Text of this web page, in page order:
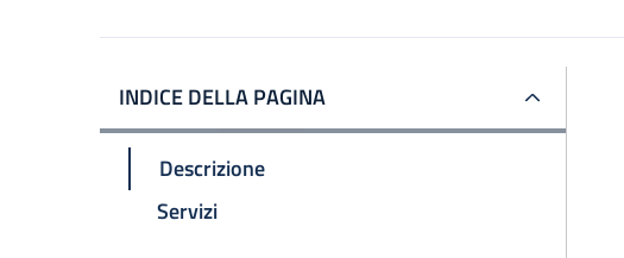
INDICE DELLA PAGINA
Descrizione
Servizi